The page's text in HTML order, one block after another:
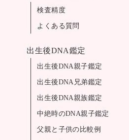
検査精度
よくある質問
出生後DNA鑑定
出生後DNA親子鑑定
出生後DNA兄弟鑑定
出生後DNA親族鑑定
中絶時のDNA親子鑑定
父親と子供の比較例